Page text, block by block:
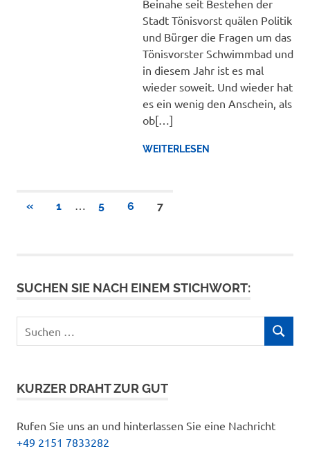
Beinahe seit Bestehen der
Stadt Tönisvorst quälen Politik
und Bürger die Fragen um das
Tönisvorster Schwimmbad und
in diesem Jahr ist es mal
wieder soweit. Und wieder hat
es ein wenig den Anschein, als
ob[…]
WEITERLESEN
Seitennummerierung
«VORHERIGE
1 5 6 7
SUCHEN SIE NACH EINEM STICHWORT:
nach:
SUCHEN
KURZER DRAHT ZUR GUT
Rufen Sie uns an und hinterlassen Sie eine Nachricht
+49 2151 7833282